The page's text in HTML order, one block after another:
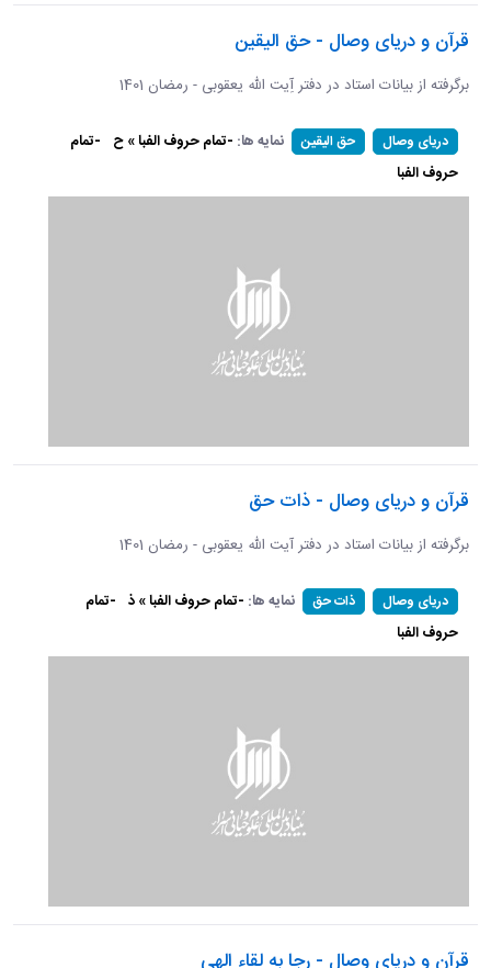
قرآن و دریای وصال - حق الیقین
برگرفته از بیانات استاد در دفتر آِیت الله یعقوبی - رمضان 1401
دریای وصال حق الیقین نمایه ها: -تمام حروف الفبا » ح -تمام
حروف الفبا
قرآن و دریای وصال - ذات حق
برگرفته از بیانات استاد در دفتر آیت الله یعقوبی - رمضان 1401
دریای وصال ذات حق نمایه ها: -تمام حروف الفبا » ذ -تمام
حروف الفبا
قرآن و دریای وصال - رجا به لقاء الهی